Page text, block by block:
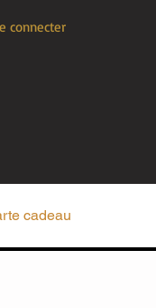
cadeau
connecter